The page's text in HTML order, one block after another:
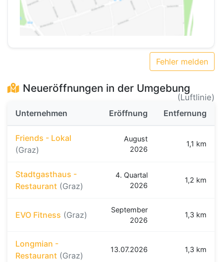
Fehler melden
Neueröffnungen in der Umgebung
(Luftlinie)
Unternehmen
Eröffnung Entfernung
Friends - Lokal
(Graz)
August
2026
1,1 km
Stadtgasthaus -
Restaurant (Graz)
4. Quartal
2026
1,2 km
EVO Fitness (Graz)
September
2026
1,3 km
Longmian -
Restaurant (Graz)
13.07.2026 1,3 km